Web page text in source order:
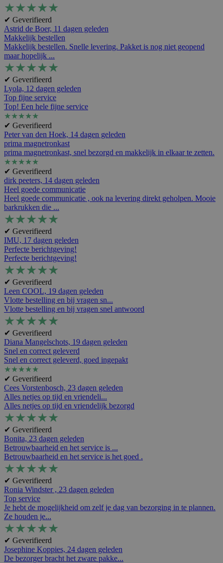
★★★★★
✔ Geverifieerd
Astrid de Boer, 11 dagen geleden
Makkelijk bestellen
Makkelijk bestellen. Snelle levering. Pakket is nog niet geopend
maar hopelijk ...
★★★★★
✔ Geverifieerd
Lyola, 12 dagen geleden
Top fijne service
Top! Een hele fijne service
★★★★★
✔ Geverifieerd
Peter van den Hoek, 14 dagen geleden
prima magnetronkast
prima magnetronkast, snel bezorgd en makkelijk in elkaar te zetten.
★★★★★
✔ Geverifieerd
dirk peeters, 14 dagen geleden
Heel goede communicatie
Heel goede communicatie , ook na levering direkt geholpen. Mooie
barkrukken die ...
★★★★★
✔ Geverifieerd
IMU, 17 dagen geleden
Perfecte berichtgeving!
Perfecte berichtgeving!
★★★★★
✔ Geverifieerd
Leen COOL, 19 dagen geleden
Vlotte bestelling en bij vragen sn...
Vlotte bestelling en bij vragen snel antwoord
★★★★★
✔ Geverifieerd
Diana Mangelschots, 19 dagen geleden
Snel en correct geleverd
Snel en correct geleverd, goed ingepakt
★★★★★
✔ Geverifieerd
Cees Vorstenbosch, 23 dagen geleden
Alles netjes op tijd en vriendeli...
Alles netjes op tijd en vriendelijk bezorgd
★★★★★
✔ Geverifieerd
Bonita, 23 dagen geleden
Betrouwbaarheid en het service is ...
Betrouwbaarheid en het service is het goed .
★★★★★
✔ Geverifieerd
Ronia Windster , 23 dagen geleden
Top service
Je hebt de mogelijkheid om zelf je dag van bezorging in te plannen.
Ze houden je...
★★★★★
✔ Geverifieerd
Josephine Koppies, 24 dagen geleden
De bezorger bracht het zware pakke...